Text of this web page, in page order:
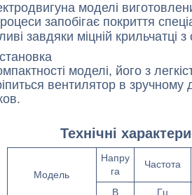
моделі
запобігає покриття
завдяки міцній крильчатці з
моделі, його з
вентилятор в
Технічні
Модель
Напру
га
Частота
B Гц